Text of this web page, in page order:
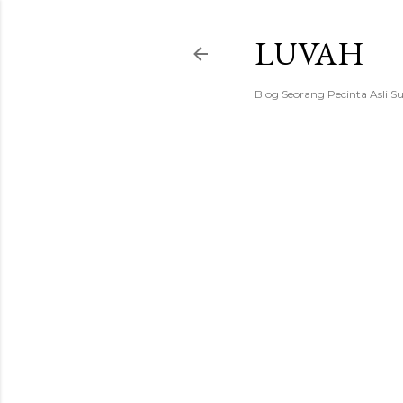
LUVAH
Blog Seorang Pecinta Asli